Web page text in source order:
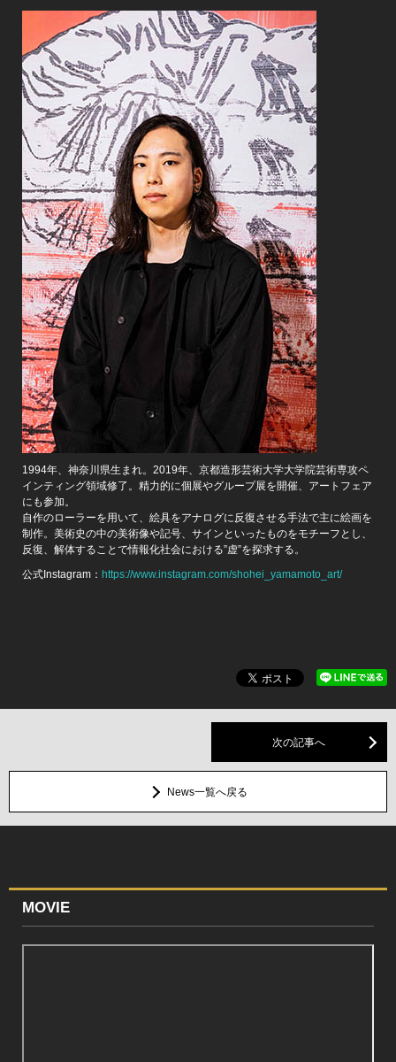
1994年、神奈川県生まれ。2019年、京都造形芸術大学大学院芸術専攻ペ
インティング領域修了。精力的に個展やグループ展を開催、アートフェア
にも参加。
自作のローラーを用いて、絵具をアナログに反復させる手法で主に絵画を
制作。美術史の中の美術像や記号、サインといったものをモチーフとし、
反復、解体することで情報化社会における”虚”を探求する。
公式Instagram： https://www.instagram.com/shohei_yamamoto_art/
次の記事へ
News一覧へ戻る
MOVIE